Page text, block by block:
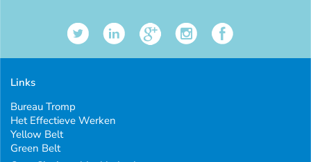
Links
Bureau Tromp
Het Effectieve Werken
Yellow Belt
Green Belt